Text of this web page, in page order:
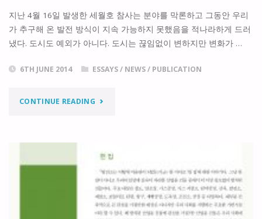
건
축
자
용"
CITIES"
지난 4월 16일 발생한 세월호 참사는 분야를 막론하고 그동안 우리
가 추구해 온 발전 방식이 지속 가능하지 못했음을 적나라하게 드러
냈다. 도시도 예외가 아니다. 도시는 끊임없이 변하지만 변화가 …
6TH JUNE 2014 ESSAYS/ NEWS/ PUBLICATION
CONTINUE READING"
지
속